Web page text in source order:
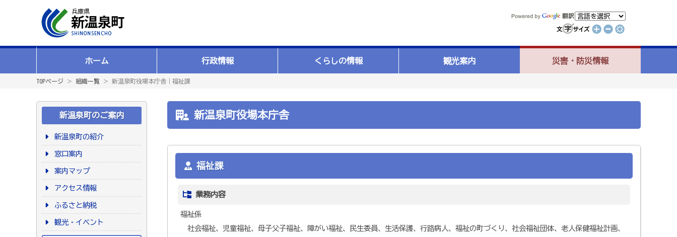
ホーム 行政情報 くらしの情報 観光案内 災害・防災情報
TOPページ ＞ 組織一覧 ＞ 新温泉町役場本庁舎｜福祉課
新温泉町のご案内
新温泉町の紹介
窓口案内
案内マップ
アクセス情報
ふるさと納税
観光・イベント
新温泉町役場本庁舎
福祉課
業務内容
福祉係
社会福祉、児童福祉、母子父子福祉、障がい福祉、民生委員、生活保護、行路病人、福祉の町づくり、社会福祉団体、老人保健福祉計画、